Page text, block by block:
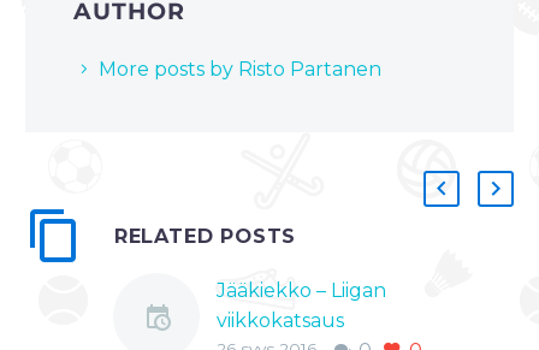
AUTHOR
More posts by Risto Partanen
RELATED POSTS
Jääkiekko – Liigan
viikkokatsaus